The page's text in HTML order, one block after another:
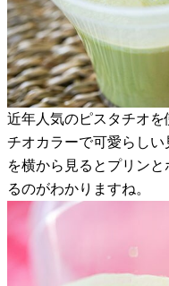
近年人気のピスタチオ
チオカラーで可愛らし
を横から見るとプリン
るのがわかりますね。